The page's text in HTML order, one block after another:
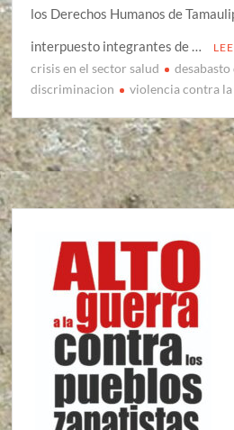
los Derechos Humanos de
interpuesto integrantes de …
crisis en el sector salud
discriminacion
violencia contra